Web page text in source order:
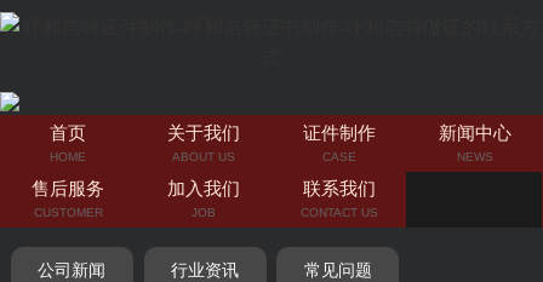
首页
HOME
关于我们
ABOUT US
证件制作
CASE
新闻中心
NEWS
售后服务
CUSTOMER
加入我们
JOB
联系我们
CONTACT US
公司新闻 行业资讯 常见问题